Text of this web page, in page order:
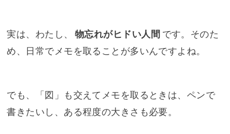
実は、わたし、 物忘れがヒドい人間 です。そのた
め、日常でメモを取ることが多いんですよね。
でも、「図」も交えてメモを取るときは、ペンで
書きたいし、ある程度の大きさも必要。